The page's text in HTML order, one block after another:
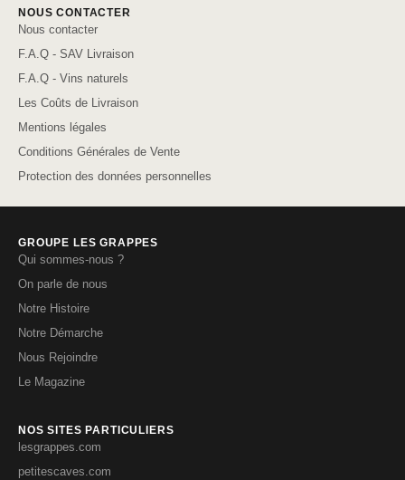
NOUS CONTACTER
Nous contacter
F.A.Q - SAV Livraison
F.A.Q - Vins naturels
Les Coûts de Livraison
Mentions légales
Conditions Générales de Vente
Protection des données personnelles
GROUPE LES GRAPPES
Qui sommes-nous ?
On parle de nous
Notre Histoire
Notre Démarche
Nous Rejoindre
Le Magazine
NOS SITES PARTICULIERS
lesgrappes.com
petitescaves.com